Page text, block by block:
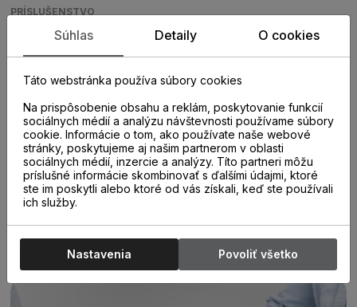
PRÍSLUŠENSTVO
Súhlas Detaily O cookies
Táto webstránka používa súbory cookies
Na prispôsobenie obsahu a reklám, poskytovanie funkcií
sociálnych médií a analýzu návštevnosti používame súbory
cookie. Informácie o tom, ako používate naše webové
stránky, poskytujeme aj našim partnerom v oblasti
sociálnych médií, inzercie a analýzy. Títo partneri môžu
príslušné informácie skombinovať s ďalšími údajmi, ktoré
ste im poskytli alebo ktoré od vás získali, keď ste používali
ich služby.
Nastavenia Povoliť všetko